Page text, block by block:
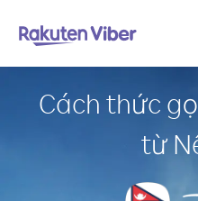
Cách thức
từ